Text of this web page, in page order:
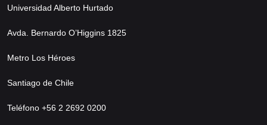
Universidad Alberto Hurtado
Avda. Bernardo O’Higgins 1825
Metro Los Héroes
Santiago de Chile
Teléfono +56 2 2692 0200